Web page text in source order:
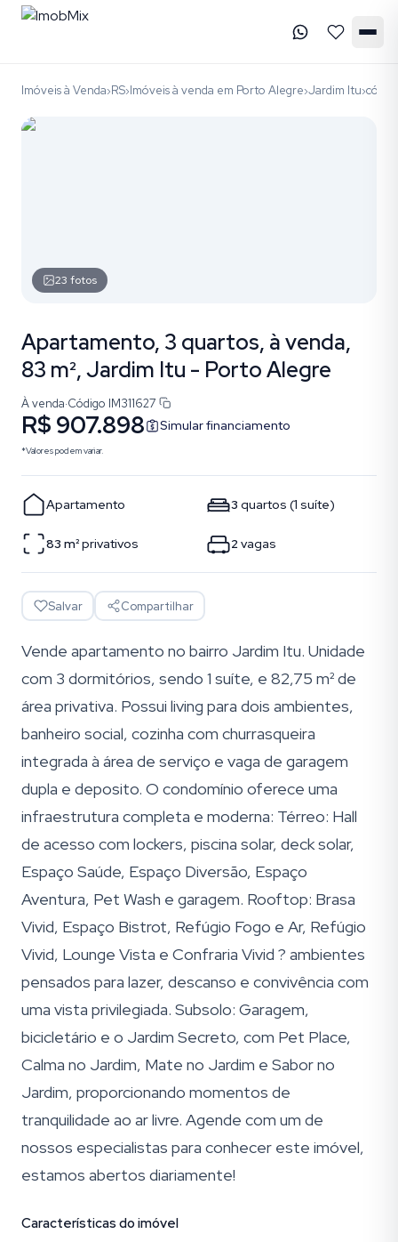
Imóveis à Venda›RS›Imóveis à venda em Porto Alegre›Jardim Itu›
23 fotos
Apartamento, 3 quartos, à venda,
83 m², Jardim Itu - Porto Alegre
À venda·Código IM311627
R$ 907.898 Simular financiamento
*Valores podem variar.
Apartamento 3 quartos (1 suíte)
83 m²privativos 2 vagas
Salvar Compartilhar
Vende apartamento no bairro Jardim Itu. Unidade
com 3 dormitórios, sendo 1 suíte, e 82,75 m² de
área privativa. Possui living para dois ambientes,
banheiro social, cozinha com churrasqueira
integrada à área de serviço e vaga de garagem
dupla e deposito. O condomínio oferece uma
infraestrutura completa e moderna: Térreo: Hall
de acesso com lockers, piscina solar, deck solar,
Espaço Saúde, Espaço Diversão, Espaço
Aventura, Pet Wash e garagem. Rooftop: Brasa
Vivid, Espaço Bistrot, Refúgio Fogo e Ar, Refúgio
Vivid, Lounge Vista e Confraria Vivid ? ambientes
pensados para lazer, descanso e convivência com
uma vista privilegiada. Subsolo: Garagem,
bicicletário e o Jardim Secreto, com Pet Place,
Calma no Jardim, Mate no Jardim e Sabor no
Jardim, proporcionando momentos de
tranquilidade ao ar livre. Agende com um de
nossos especialistas para conhecer este imóvel,
estamos abertos diariamente!
Características do imóvel